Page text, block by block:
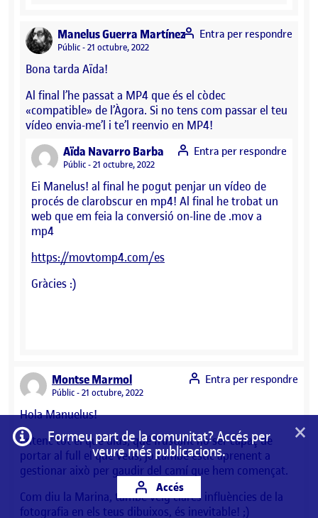
Manelus Guerra Martínezsays:
Visibilitat:
Públic 21 octubre, 2022
Bona tarda Aïda!
Al final l’he passat a MP4 que és el còdec
«compatible» de l’Àgora. Si no tens com passar el teu
vídeo envia-me’l i te’l reenvio en MP4!
Entra per respondre
Aïda Navarro Barba says:
Visibilitat:
Públic 21 octubre, 2022
Ei Manelus! al final he pogut penjar un vídeo de
procés de clarobscur en mp4! Al final he trobat un
web que em feia la conversió on-line de .mov a
mp4
https://movtomp4.com/es
Gràcies :)
Entra per respondre
Montse Marmolsays:
Visibilitat:
Públic 21 octubre, 2022
Hola Manuelus!
entenc tot el que dius, qué frustant no ser capaç de
portar al full el que veus, jo també estic aprenent a
gestionar això per gaudir del camí que hem començat.
Com diu la Marina, també veig clares influències de la
fotografia en els teus dibuixos, és inevitable! ;)
Entra per respondre
Informació
Formeu part de la comunitat? Accés per
veure més publicacions.
Accés
×